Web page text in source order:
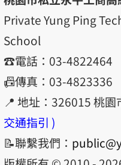
Private Yung Ping
School
☎️電話：03-4822464
📠傳真：03-4823336
📍 地址：326015 桃
交通指引 )
📝聯繫我們：